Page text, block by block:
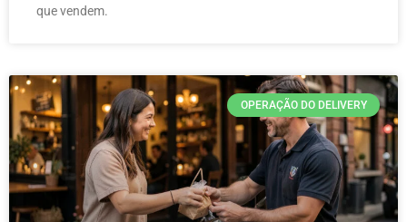
que vendem.
OPERAÇÃO DO DELIVERY